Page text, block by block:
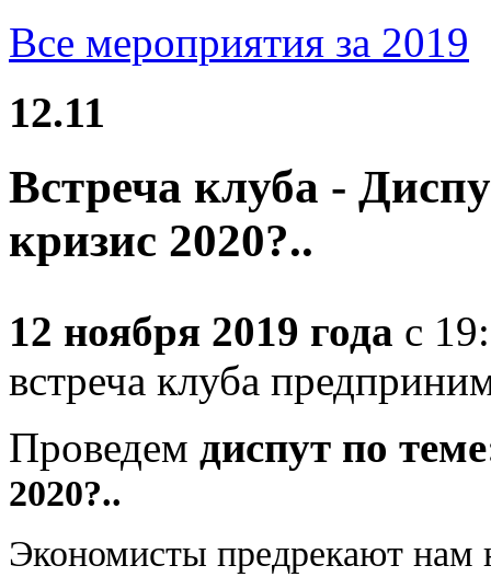
Все мероприятия за 2019
12.11
Встреча клуба -
кризис 2020?..
12 ноября 2019 года с
встреча клуба
Проведем диспут по
2020?..
Экономисты предрекают